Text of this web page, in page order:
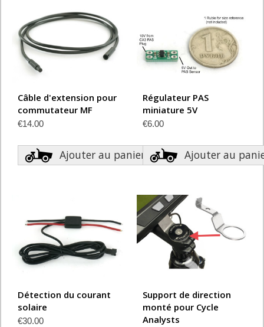
Câble d'extension pour
commutateur MF
€14.00
Ajouter au panier
Régulateur PAS
miniature 5V
€6.00
Ajouter au
Détection du courant
solaire
€30.00
Support de direction
monté pour Cycle
Analysts